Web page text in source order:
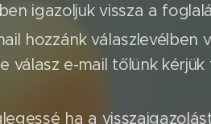
igazoljuk vissza a
hozzánk válaszlevélben
válasz e-mail tőlünk
ha a